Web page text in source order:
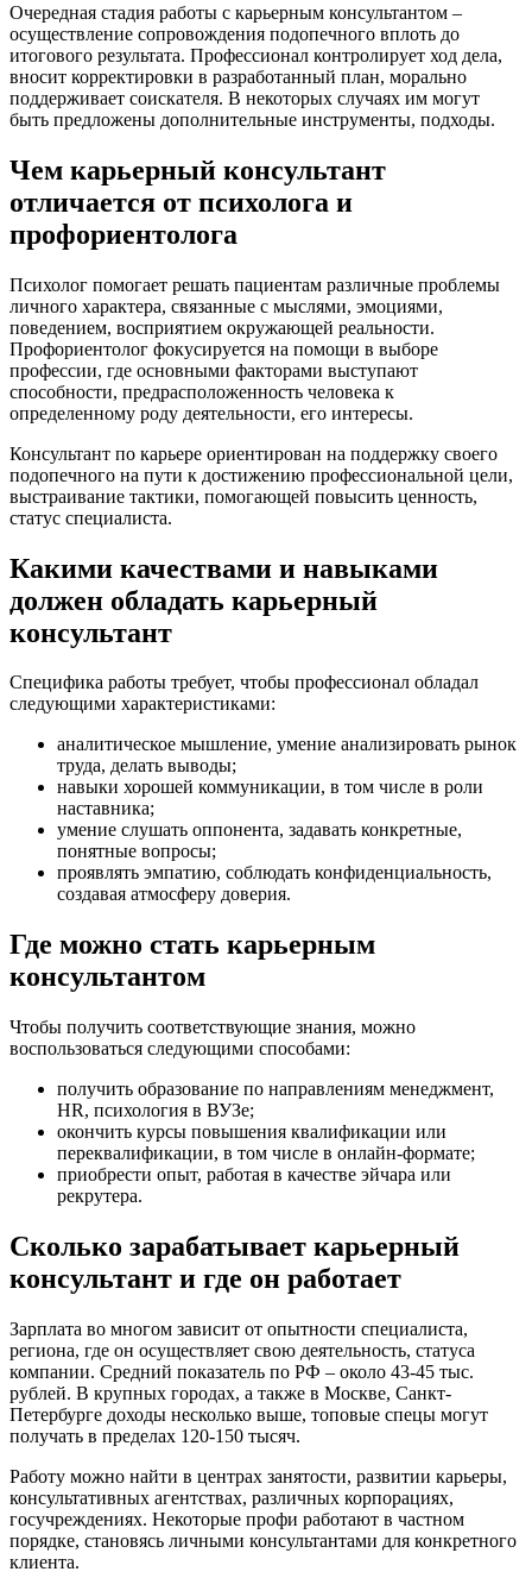
Очередная стадия работы с карьерным консультантом –
осуществление сопровождения подопечного вплоть до
итогового результата. Профессионал контролирует ход дела,
вносит корректировки в разработанный план, морально
поддерживает соискателя. В некоторых случаях им могут
быть предложены дополнительные инструменты, подходы.
Чем карьерный консультант
отличается от психолога и
профориентолога
Психолог помогает решать пациентам различные проблемы
личного характера, связанные с мыслями, эмоциями,
поведением, восприятием окружающей реальности.
Профориентолог фокусируется на помощи в выборе
профессии, где основными факторами выступают
способности, предрасположенность человека к
определенному роду деятельности, его интересы.
Консультант по карьере ориентирован на поддержку своего
подопечного на пути к достижению профессиональной цели,
выстраивание тактики, помогающей повысить ценность,
статус специалиста.
Какими качествами и навыками
должен обладать карьерный
консультант
Специфика работы требует, чтобы профессионал обладал
следующими характеристиками:
аналитическое мышление, умение анализировать рынок
труда, делать выводы;
навыки хорошей коммуникации, в том числе в роли
наставника;
умение слушать оппонента, задавать конкретные,
понятные вопросы;
проявлять эмпатию, соблюдать конфиденциальность,
создавая атмосферу доверия.
Где можно стать карьерным
консультантом
Чтобы получить соответствующие знания, можно
воспользоваться следующими способами:
получить образование по направлениям менеджмент,
HR, психология в ВУЗе;
окончить курсы повышения квалификации или
переквалификации, в том числе в онлайн-формате;
приобрести опыт, работая в качестве эйчара или
рекрутера.
Сколько зарабатывает карьерный
консультант и где он работает
Зарплата во многом зависит от опытности специалиста,
региона, где он осуществляет свою деятельность, статуса
компании. Средний показатель по РФ – около 43-45 тыс.
рублей. В крупных городах, а также в Москве, Санкт-
Петербурге доходы несколько выше, топовые спецы могут
получать в пределах 120-150 тысяч.
Работу можно найти в центрах занятости, развитии карьеры,
консультативных агентствах, различных корпорациях,
госучреждениях. Некоторые профи работают в частном
порядке, становясь личными консультантами для конкретного
клиента.